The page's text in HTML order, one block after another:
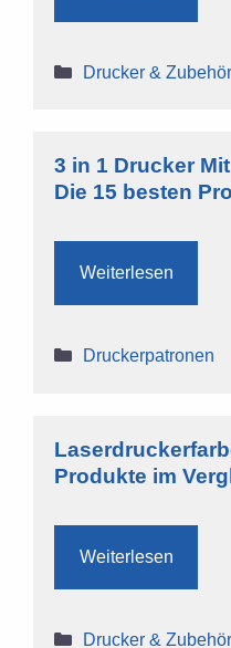
Kategorien
Drucker & Zubehör
3 in 1 Drucker
Die 15 besten
Weiterlesen
Kategorien
Druckerpatronen
Produkte im
Weiterlesen
Kategorien
Drucker & Zubehör